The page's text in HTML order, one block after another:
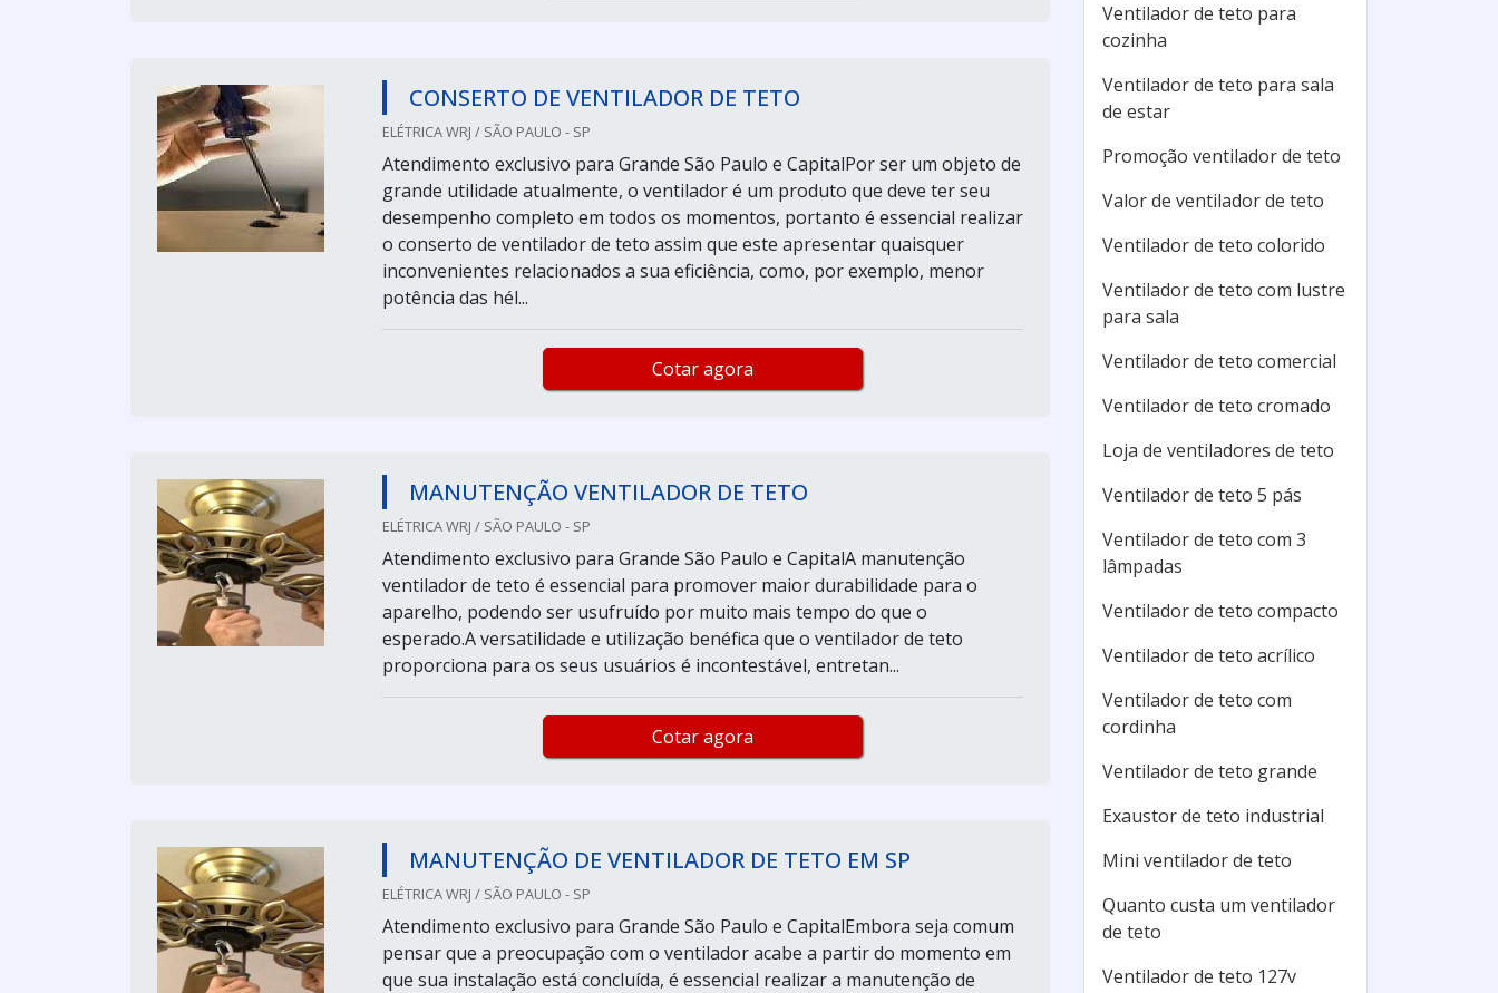
CONSERTO DE VENTILADOR DE TETO
ELÉTRICA WRJ / SÃO PAULO - SP
Atendimento exclusivo para Grande São Paulo e CapitalPor ser um objeto de
grande utilidade atualmente, o ventilador é um produto que deve ter seu
desempenho completo em todos os momentos, portanto é essencial realizar
o conserto de ventilador de teto assim que este apresentar quaisquer
inconvenientes relacionados a sua eficiência, como, por exemplo, menor
potência das hél...
Cotar agora
MANUTENÇÃO VENTILADOR DE TETO
ELÉTRICA WRJ / SÃO PAULO - SP
Atendimento exclusivo para Grande São Paulo e CapitalA manutenção
ventilador de teto é essencial para promover maior durabilidade para o
aparelho, podendo ser usufruído por muito mais tempo do que o
esperado.A versatilidade e utilização benéfica que o ventilador de teto
proporciona para os seus usuários é incontestável, entretan...
Cotar agora
MANUTENÇÃO DE VENTILADOR DE TETO EM SP
ELÉTRICA WRJ / SÃO PAULO - SP
Atendimento exclusivo para Grande São Paulo e CapitalEmbora seja comum
pensar que a preocupação com o ventilador acabe a partir do momento em
que sua instalação está concluída, é essencial realizar a manutenção de
Ventilador de teto para
cozinha
Ventilador de teto para sala
de estar
Promoção ventilador de teto
Valor de ventilador de teto
Ventilador de teto colorido
Ventilador de teto com lustre
para sala
Ventilador de teto comercial
Ventilador de teto cromado
Loja de ventiladores de teto
Ventilador de teto 5 pás
Ventilador de teto com 3
lâmpadas
Ventilador de teto compacto
Ventilador de teto acrílico
Ventilador de teto com
cordinha
Ventilador de teto grande
Exaustor de teto industrial
Mini ventilador de teto
Quanto custa um ventilador
de teto
Ventilador de teto 127v